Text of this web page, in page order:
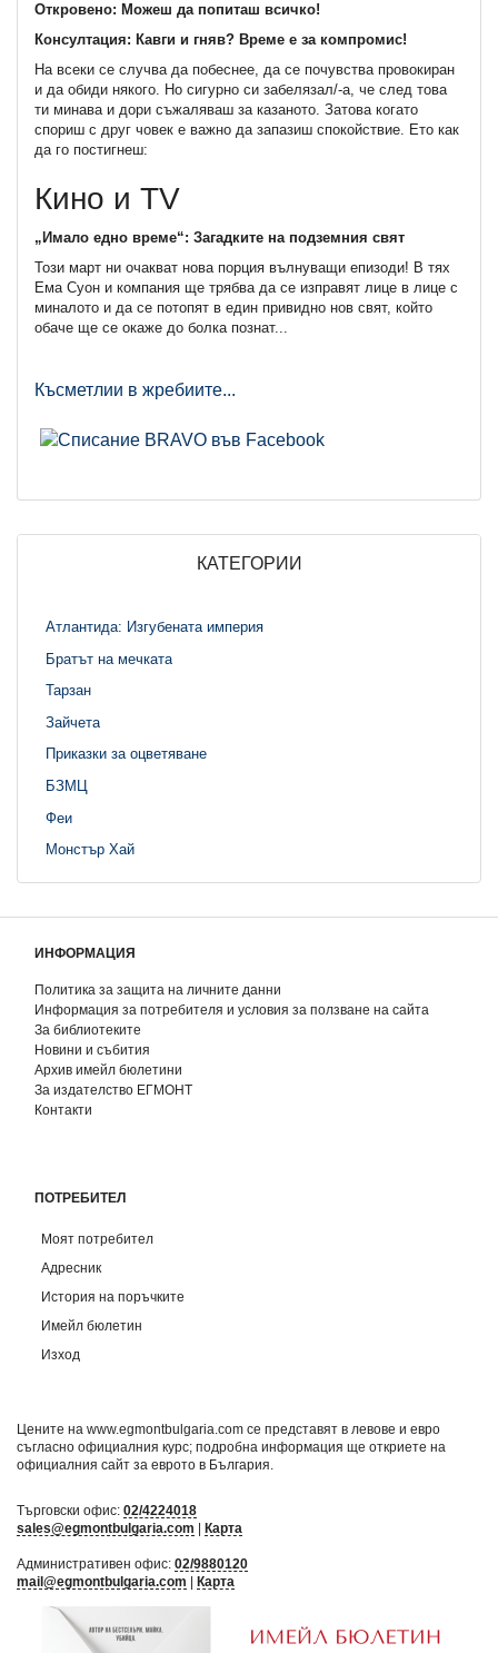
Откровено: Можеш да попиташ всичко!
Консултация: Кавги и гняв? Време е за компромис!
На всеки се случва да побеснее, да се почувства провокиран
и да обиди някого. Но сигурно си забелязал/-а, че след това
ти минава и дори съжаляваш за казаното. Затова когато
спориш с друг човек е важно да запазиш спокойствие. Ето как
да го постигнеш:
Кино и TV
„Имало едно време“: Загадките на подземния свят
Този март ни очакват нова порция вълнуващи епизоди! В тях
Ема Суон и компания ще трябва да се изправят лице в лице с
миналото и да се потопят в един привидно нов свят, който
обаче ще се окаже до болка познат...
Късметлии в жребиите...
КАТЕГОРИИ
Атлантида: Изгубената империя
Братът на мечката
Тарзан
Зайчета
Приказки за оцветяване
БЗМЦ
Феи
Монстър Хай
ИНФОРМАЦИЯ
Политика за защита на личните данни
Информация за потребителя и условия за ползване на сайта
За библиотеките
Новини и събития
Архив имейл бюлетини
За издателство ЕГМОНТ
Контакти
ПОТРЕБИТЕЛ
Моят потребител
Адресник
История на поръчките
Имейл бюлетин
Изход
Цените на www.egmontbulgaria.com се представят в левове и евро
съгласно официалния курс; подробна информация ще откриете на
официалния сайт за еврото в България
Търговски офис: 02/4224018
sales@egmontbulgaria.com | Карта
Административен офис: 02/9880120
mail@egmontbulgaria.com | Карта